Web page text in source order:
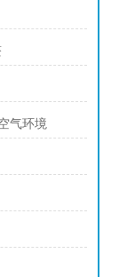
气环境